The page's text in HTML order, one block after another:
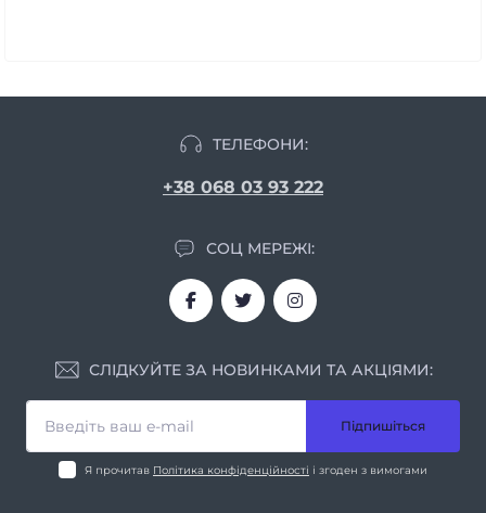
ТЕЛЕФОНИ:
+38 068 03 93 222
СОЦ МЕРЕЖІ:
СЛІДКУЙТЕ ЗА НОВИНКАМИ ТА АКЦІЯМИ:
Підпишіться
Я прочитав Політика конфіденційності і згоден з вимогами